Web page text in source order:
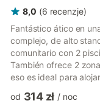
8,0 (6 recenzje)
Fantástico ático en
complejo, de alto
comunitario con 2
También ofrece 2
eso es ideal para
salón - comedor con
od 314 zł / noc